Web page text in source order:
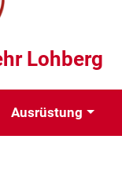
Lohberg
Ausrüstung